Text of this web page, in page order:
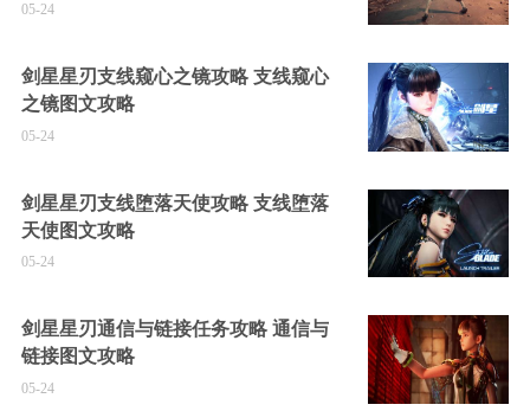
05-24
剑星星刃支线窥心之镜攻略 支线窥心
之镜图文攻略
05-24
剑星星刃支线堕落天使攻略 支线堕落
天使图文攻略
05-24
剑星星刃通信与链接任务攻略 通信与
链接图文攻略
05-24